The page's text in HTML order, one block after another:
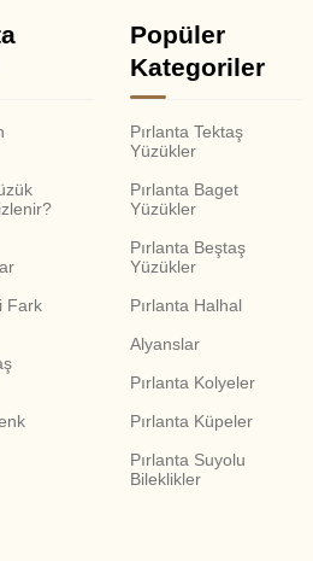
Fark
Popüler
Kategoriler
Pırlanta Tektaş
Yüzükler
Pırlanta Baget
Yüzükler
Pırlanta Beştaş
Yüzükler
Pırlanta Halhal
Alyanslar
Pırlanta Kolyeler
Pırlanta Küpeler
Pırlanta Suyolu
Bileklikler